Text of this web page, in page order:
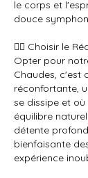
le corps et
douce
💆‍♀️ Choisir le
Opter pour
Chaudes, c'est
réconfortante,
se dissipe et
équilibre
détente
bienfaisante
expérience